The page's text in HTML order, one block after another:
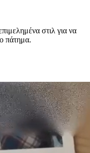
στιλ για να
πάτημα.